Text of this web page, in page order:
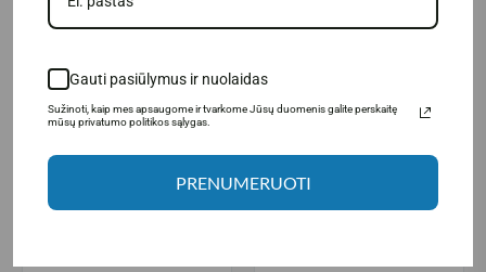
Gauti pasiūlymus ir nuolaidas
Sužinoti, kaip mes apsaugome ir tvarkome Jūsų duomenis galite perskaitę
mūsų privatumo politikos sąlygas.
PRENUMERUOTI